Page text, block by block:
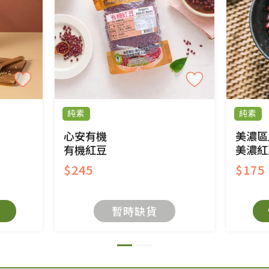
純素
心安有機
有機紅豆
$245
暫時缺貨
純素
美濃
美濃
$175